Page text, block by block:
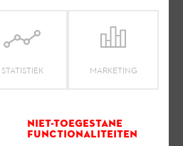
STIHL product gebruiksklaar
oplost of afvoert, dien je de
levensduur.
STATISTIEK MARKETING
Niet-toegestane
functionaliteiten